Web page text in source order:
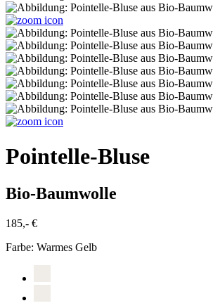
Pointelle-Bluse
Bio-Baumwolle
185,- €
Farbe: Warmes Gelb